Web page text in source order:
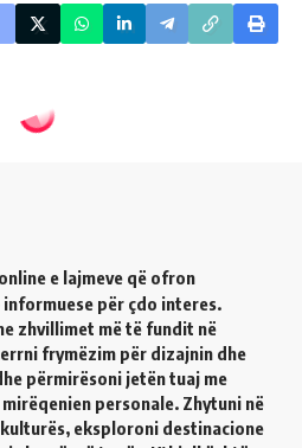
e lajmeve që ofron
për çdo interes.
zhvillimet më të fundit në
frymëzim për dizajnin dhe
përmirësoni jetën tuaj me
personale. Zhytuni në
eksploroni destinacione